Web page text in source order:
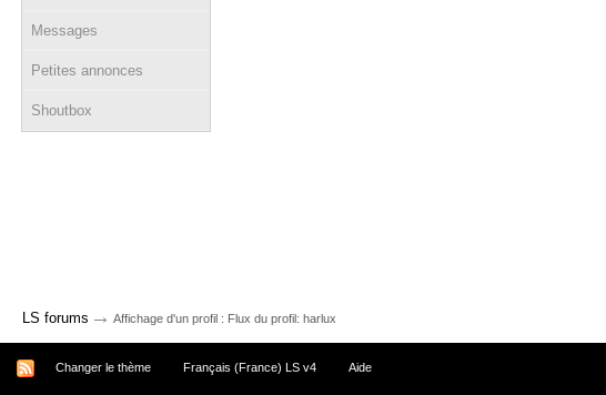
Messages
Petites annonces
Shoutbox
LS forums → Affichage d'un profil : Flux du profil: harlux
Changer le thème Français (France) LS v4 Aide